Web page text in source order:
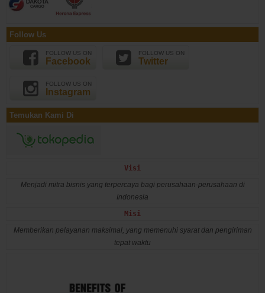
Follow Us
FOLLOW US ON
Facebook
FOLLOW US ON
Twitter
FOLLOW US ON
Instagram
Temukan Kami Di
Visi
Menjadi mitra bisnis yang terpercaya bagi perusahaan-perusahaan di
Indonesia
Misi
Memberikan pelayanan maksimal, yang memenuhi syarat dan pengiriman
tepat waktu